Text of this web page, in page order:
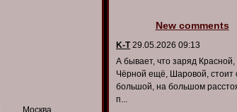
Москва
New comments
K-T29.05.2026 09:13
А бывает, что заряд Красной,
Чёрной ещё, Шаровой, стоит
большой, на большом
п...